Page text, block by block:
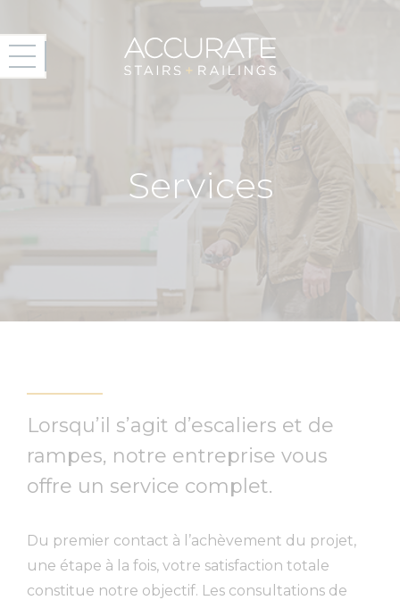
Services
Lorsqu’il s’agit d’escaliers et de
rampes, notre entreprise vous
offre un service complet.
Du premier contact à l’achèvement du projet,
une étape à la fois, votre satisfaction totale
constitue notre objectif. Les consultations de